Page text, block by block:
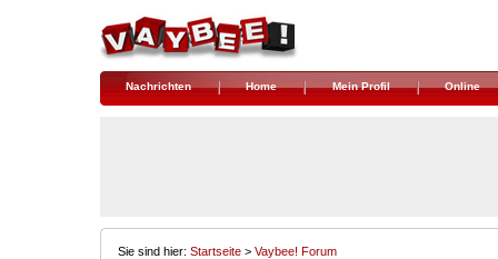
Nachrichten Home Mein Profil Online
Sie sind hier: Startseite > Vaybee! Forum